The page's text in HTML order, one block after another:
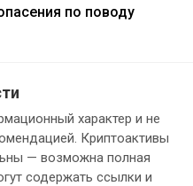
по поводу
характер и не
Криптоактивы
— возможна полная
содержать ссылки и